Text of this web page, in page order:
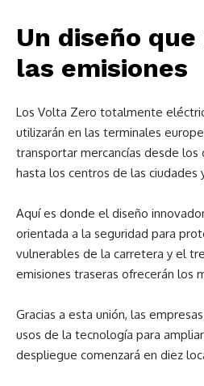
Un diseño
las emisiones
Los Volta Zero totalmente
utilizarán en las terminales
transportar mercancías desde los
hasta los centros de las ciudades
Aquí es donde el diseño
orientada a la seguridad para
vulnerables de la carretera y el
emisiones traseras ofrecerán los
Gracias a esta unión, las
usos de la tecnología para
despliegue comenzará en diez